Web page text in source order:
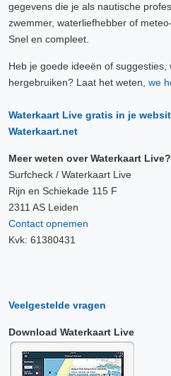
gegevens die je als nautische
zwemmer, waterliefhebber of
Snel en compleet.
Heb je goede ideeën of
hergebruiken? Laat het weten, we
Waterkaart Live gratis in je
Waterkaart.net
Meer weten over Waterkaart Live?
Surfcheck / Waterkaart Live
Rijn en Schiekade 115 F
2311 AS Leiden
Contact opnemen
Kvk: 61380431
Veelgestelde vragen
Download Waterkaart Live